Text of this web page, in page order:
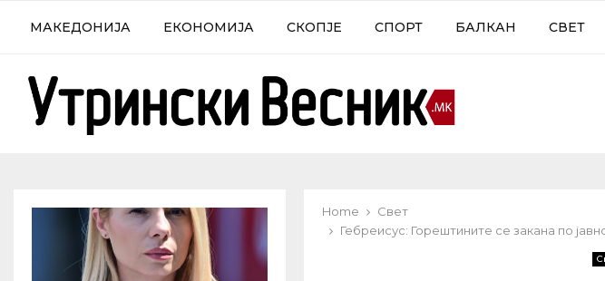
МАКЕДОНИЈА ЕКОНОМИЈА СКОПЈЕ СПОРТ БАЛКАН СВЕТ
Home
Свет
Гебреисус: Горештините се закана по